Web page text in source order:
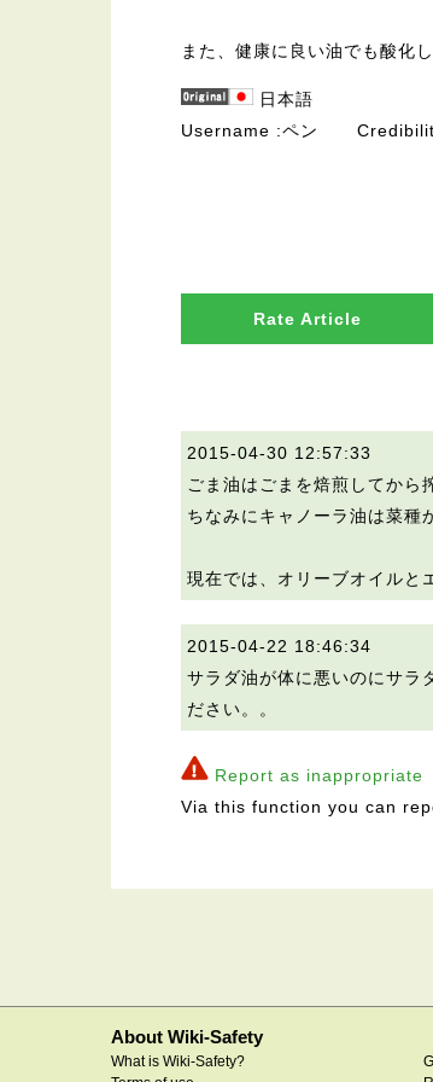
また、健康に良い油でも酸化
日本語
Username
ペン
Rate Article
2015-04-30 12:57:33
ごま油はごまを焙煎してから
ちなみにキャノーラ油は菜種
現在では、オリーブオイルと
2015-04-22 18:46:34
サラダ油が体に悪いのにサラ
ださい。。
Report as inappropriate
Via this function you can
About Wiki-Safety
What is Wiki-Safety?